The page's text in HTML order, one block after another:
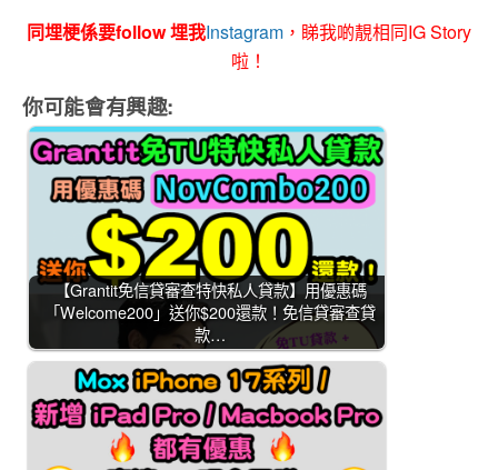
同埋梗係要follow 埋我Instagram ，睇我啲靚相同IG Story
啦！
你可能會有興趣:
【Grantit免信貸審查特快私人貸款】用優惠碼
「Welcome200」送你$200還款！免信貸審查貸
款…